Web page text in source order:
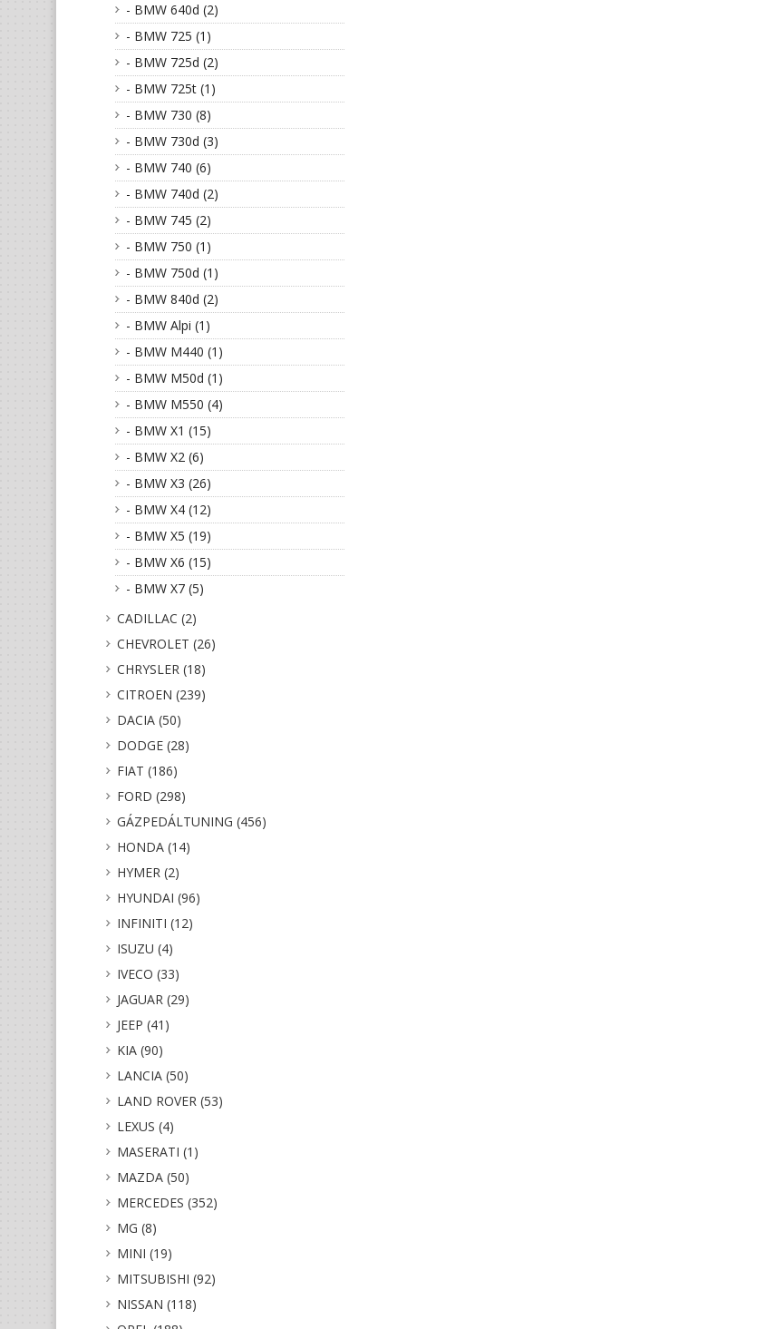
- BMW 640d (2)
- BMW 725 (1)
- BMW 725d (2)
- BMW 725t (1)
- BMW 730 (8)
- BMW 730d (3)
- BMW 740 (6)
- BMW 740d (2)
- BMW 745 (2)
- BMW 750 (1)
- BMW 750d (1)
- BMW 840d (2)
- BMW Alpi (1)
- BMW M440 (1)
- BMW M50d (1)
- BMW M550 (4)
- BMW X1 (15)
- BMW X2 (6)
- BMW X3 (26)
- BMW X4 (12)
- BMW X5 (19)
- BMW X6 (15)
- BMW X7 (5)
CADILLAC (2)
CHEVROLET (26)
CHRYSLER (18)
CITROEN (239)
DACIA (50)
DODGE (28)
FIAT (186)
FORD (298)
GÁZPEDÁLTUNING (456)
HONDA (14)
HYMER (2)
HYUNDAI (96)
INFINITI (12)
ISUZU (4)
IVECO (33)
JAGUAR (29)
JEEP (41)
KIA (90)
LANCIA (50)
LAND ROVER (53)
LEXUS (4)
MASERATI (1)
MAZDA (50)
MERCEDES (352)
MG (8)
MINI (19)
MITSUBISHI (92)
NISSAN (118)